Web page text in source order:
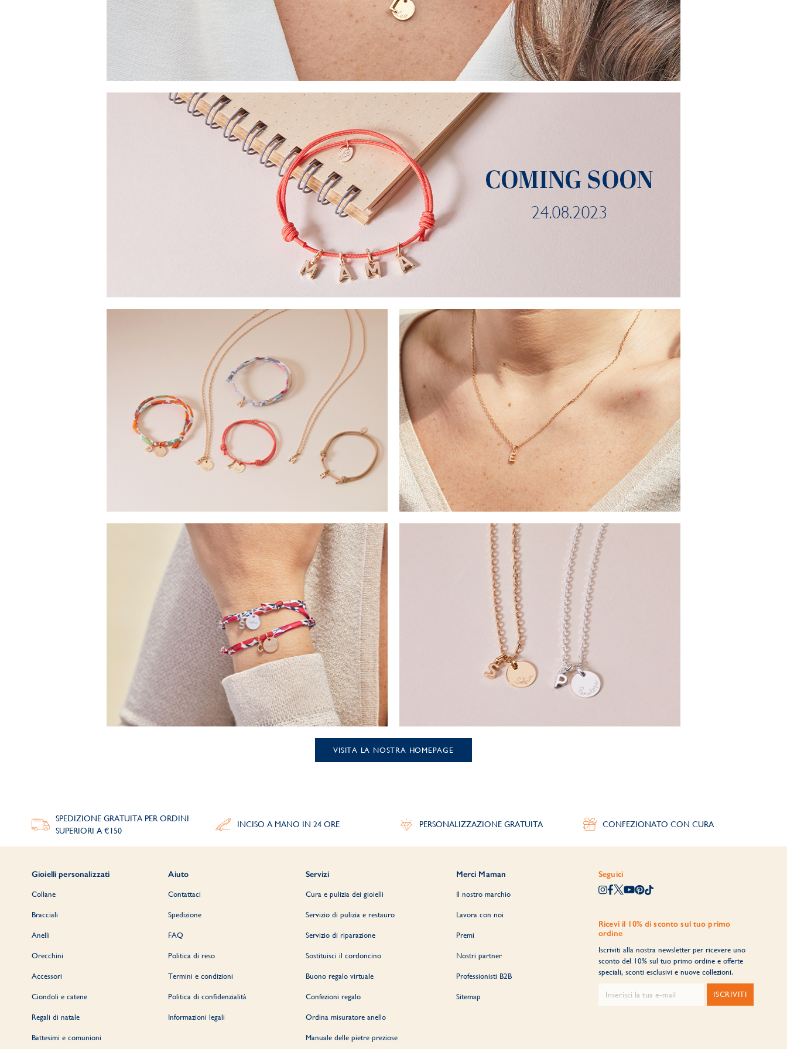
VISITA LA NOSTRA HOMEPAGE
SPEDIZIONE GRATUITA PER ORDINI
SUPERIORI A €150
INCISO A MANO IN 24 ORE PERSONALIZZAZIONE GRATUITA CONFEZIONATO CON CURA
Gioielli personalizzati
Collane
Bracciali
Anelli
Orecchini
Accessori
Ciondoli e catene
Regali di natale
Battesimi e comunioni
Aiuto
Contattaci
Spedizione
FAQ
Politica di reso
Termini e condizioni
Politica di confidenzialità
Informazioni legali
Servizi
Cura e pulizia dei gioielli
Servizio di pulizia e restauro
Servizio di riparazione
Sostituisci il cordoncino
Buono regalo virtuale
Confezioni regalo
Ordina misuratore anello
Manuale delle pietre preziose
Merci Maman
Il nostro marchio
Lavora con noi
Premi
Nostri partner
Professionisti B2B
Sitemap
Seguici
Ricevi il 10% di sconto sul tuo primo
ordine
Iscriviti alla nostra newsletter per ricevere uno
sconto del 10% sul tuo primo ordine e offerte
speciali, sconti esclusivi e nuove collezioni.
ISCRIVITI